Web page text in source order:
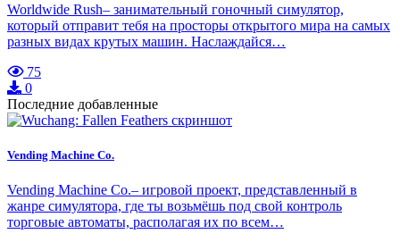
Worldwide Rush– занимательный гоночный симулятор,
который отправит тебя на просторы открытого мира на самых
разных видах крутых машин. Наслаждайся…
75
0
Последние добавленные
Vending Machine Co.
Vending Machine Co.– игровой проект, представленный в
жанре симулятора, где ты возьмёшь под свой контроль
торговые автоматы, располагая их по всем…